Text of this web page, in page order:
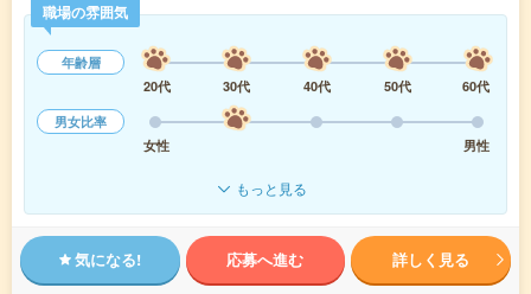
職場の雰囲気
年齢層
20代
30代 40代 50代
60代
男女比率
女性
男性
もっと見る
気になる! 応募へ進む 詳しく見る